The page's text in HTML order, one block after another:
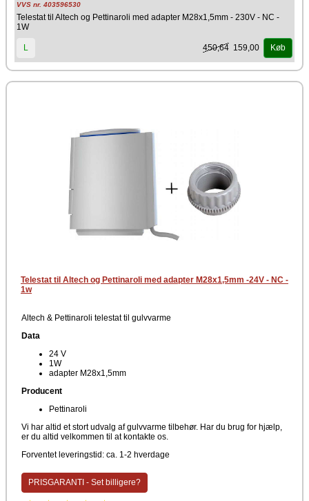
VVS nr. 403596530
Telestat til Altech og Pettinaroli med adapter M28x1,5mm - 230V - NC -
1W
L 450,64 159,00 Køb
Telestat til Altech og Pettinaroli med adapter M28x1,5mm -24V - NC -
1w
Altech & Pettinaroli telestat til gulvvarme
Data
24 V
1W
adapter M28x1,5mm
Producent
Pettinaroli
Vi har altid et stort udvalg af gulvvarme tilbehør. Har du brug for hjælp,
er du altid velkommen til at kontakte os.
Forventet leveringstid: ca. 1-2 hverdage
PRISGARANTI - Set billigere?